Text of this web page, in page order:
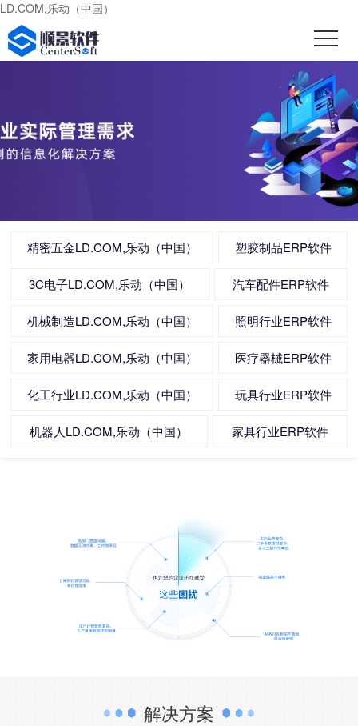
LD.COM,乐动（中国）
精密五金LD.COM,乐动（中国） 塑胶制品ERP软件
3C电子LD.COM,乐动（中国） 汽车配件ERP软件
机械制造LD.COM,乐动（中国） 照明行业ERP软件
家用电器LD.COM,乐动（中国） 医疗器械ERP软件
化工行业LD.COM,乐动（中国） 玩具行业ERP软件
机器人LD.COM,乐动（中国） 家具行业ERP软件
解决方案